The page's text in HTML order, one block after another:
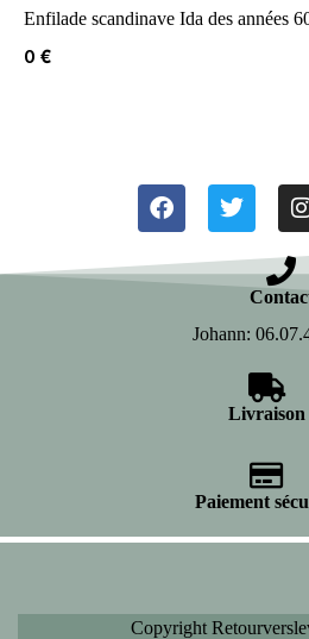
Enfilade scandinave Ida des années
0 €
Johann:
Livraison
Paiement
Copyright